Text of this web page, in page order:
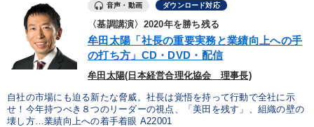
※「更新」を押すと「カテゴリー」「目的別」「キーワード」を更新いただけます。
local_offer タグから探す
すべての音声・動画（全2077タイトル）からお探しいただけます
タグ・キーワード
音声・動画 ダウンロード対応
〈基調講演〉2020年を勝ち残る
牟田太陽「社長の重要実務と業績向上への手
の打ち方」CD・DVD・配信
牟田太陽(日本経営合理化協会 理事長)
自社の市場にも迫る新たな脅威。社長は覚悟を持って行動で全社に示
せ！今年持つべき８つのリーダーの視点、「美田を残す」、組織の壁の
壊し方…業績向上への着手着眼 A22001